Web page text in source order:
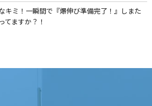
キミ！一瞬間で『爆伸び準備完了！』しまた
てますか？！